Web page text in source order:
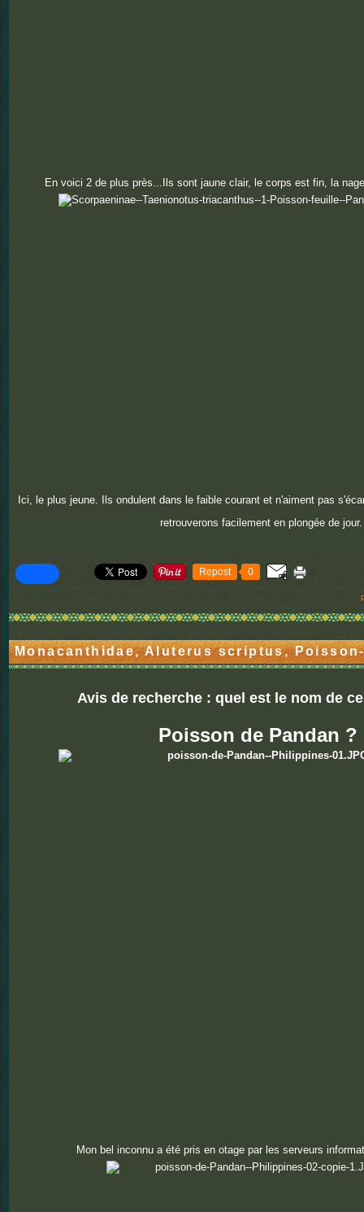
En voici 2 de plus près...Ils sont jaune clair, le corps est fin, la
Ici, le plus jeune. Ils ondulent dans le faible courant et n'aiment pas
retrouverons facilement en plongée de jour.
Repost 0
Monacanthidae, Aluterus scriptus,
Avis de recherche : quel est le nom de
Poisson de Pandan ?
Mon bel inconnu a été pris en otage par les serveurs